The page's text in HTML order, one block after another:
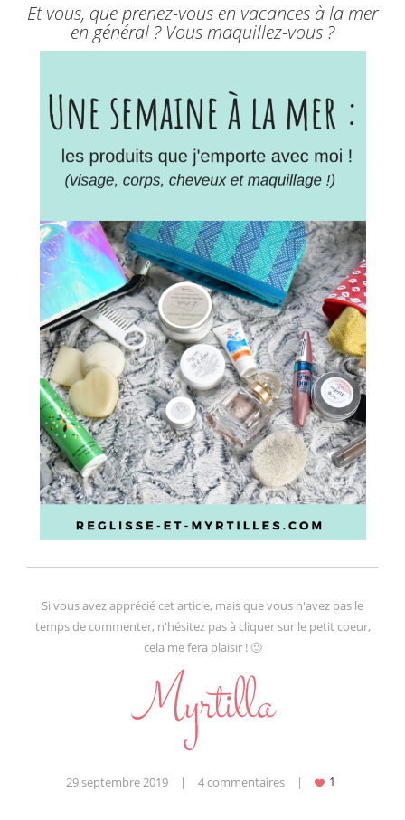
Et vous, que prenez-vous en vacances à la mer
en général ? Vous maquillez-vous ?
Si vous avez apprécié cet article, mais que vous n'avez pas le
temps de commenter, n'hésitez pas à cliquer sur le petit coeur,
cela me fera plaisir ! 🙂
29 septembre 2019 | 4 commentaires |